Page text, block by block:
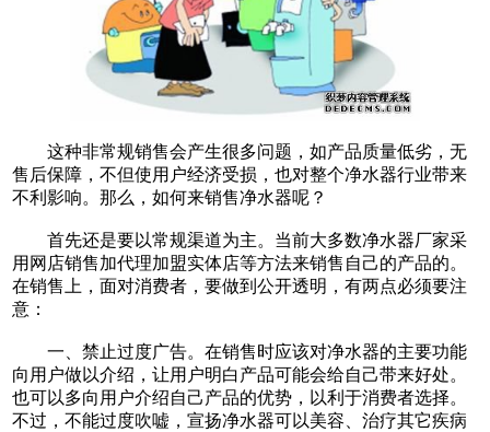
这种非常规销售会产生很多问题，如产品质量低劣，无
售后保障，不但使用户经济受损，也对整个净水器行业带来
不利影响。那么，如何来销售净水器呢？
首先还是要以常规渠道为主。当前大多数净水器厂家采
用网店销售加代理加盟实体店等方法来销售自己的产品的。
在销售上，面对消费者，要做到公开透明，有两点必须要注
意：
一、禁止过度广告。在销售时应该对净水器的主要功能
向用户做以介绍，让用户明白产品可能会给自己带来好处。
也可以多向用户介绍自己产品的优势，以利于消费者选择。
不过，不能过度吹嘘，宣扬净水器可以美容、治疗其它疾病